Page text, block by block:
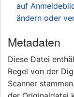
auf
ändern oder
Metadaten
Diese Datei
Regel von der
Scanner